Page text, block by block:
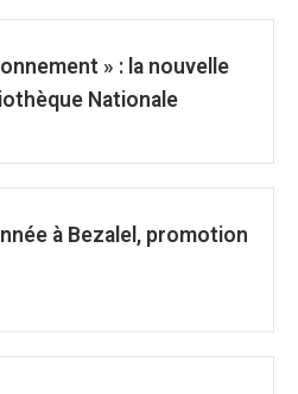
» : la nouvelle
Nationale
à Bezalel, promotion